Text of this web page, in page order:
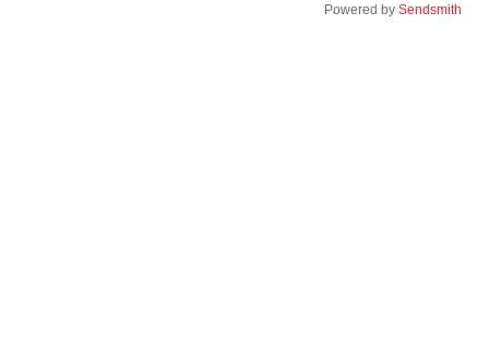
Powered by Sendsmith